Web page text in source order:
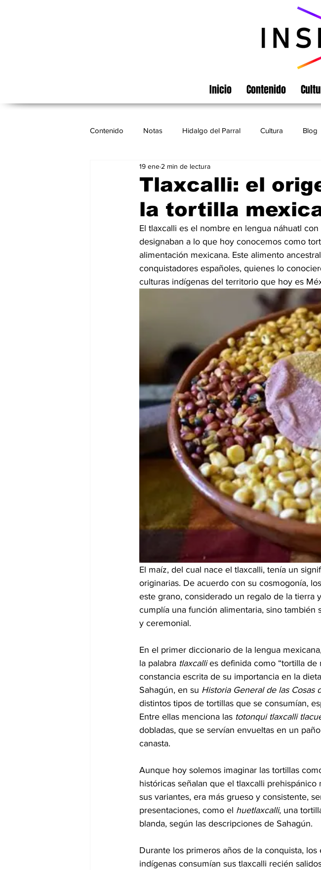
Inicio Contenido
Contenido Notas Hidalgo del Parral Cultura Blog
Cinematografía México
Tlaxcalli: el
la tortilla
19 ene 2 min de lectura
El tlaxcalli es el nombre en lengua náhuatl
designaban a lo que hoy conocemos como
alimentación mexicana. Este alimento
conquistadores españoles, quienes lo
culturas indígenas del territorio que hoy es
El maíz, del cual nace el tlaxcalli, tenía un
originarias. De acuerdo con su cosmogonía,
este grano, considerado un regalo de la tierra
cumplía una función alimentaria, sino
y ceremonial.
En el primer diccionario de la lengua
la palabra tlaxcalli es definida como “tortilla de
constancia escrita de su importancia en la
Sahagún, en su Historia General de las Cosas
distintos tipos de tortillas que se consumían,
Entre ellas menciona las totonqui tlaxcalli
dobladas, que se servían envueltas en un
canasta.
Aunque hoy solemos imaginar las tortillas
históricas señalan que el tlaxcalli
sus variantes, era más grueso y consistente,
presentaciones, como el huetlaxcalli, una
blanda, según las descripciones de Sahagún.
Durante los primeros años de la conquista,
indígenas consumían sus tlaxcalli recién